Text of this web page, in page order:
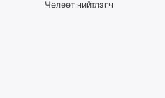
Чөлөөт нийтлэгч